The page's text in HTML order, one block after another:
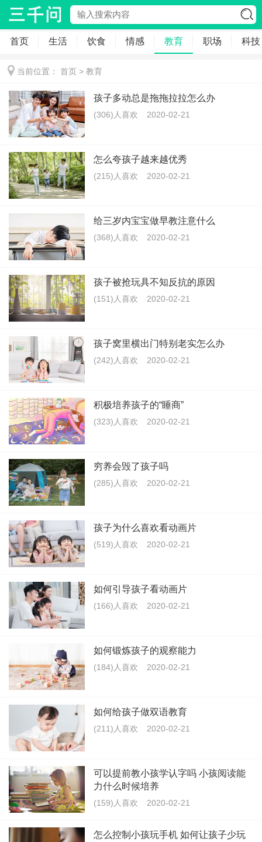
首页 生活 饮食 情感 教育 职场 科技
当前位置： 首页 > 教育
孩子多动总是拖拖拉拉怎么办
(306)人喜欢 2020-02-21
怎么夸孩子越来越优秀
(215)人喜欢 2020-02-21
给三岁内宝宝做早教注意什么
(368)人喜欢 2020-02-21
孩子被抢玩具不知反抗的原因
(151)人喜欢 2020-02-21
孩子窝里横出门特别老实怎么办
(242)人喜欢 2020-02-21
积极培养孩子的“睡商”
(323)人喜欢 2020-02-21
穷养会毁了孩子吗
(285)人喜欢 2020-02-21
孩子为什么喜欢看动画片
(519)人喜欢 2020-02-21
如何引导孩子看动画片
(166)人喜欢 2020-02-21
如何锻炼孩子的观察能力
(184)人喜欢 2020-02-21
如何给孩子做双语教育
(211)人喜欢 2020-02-21
可以提前教小孩学认字吗 小孩阅读能
力什么时候培养
(159)人喜欢 2020-02-21
怎么控制小孩玩手机 如何让孩子少玩